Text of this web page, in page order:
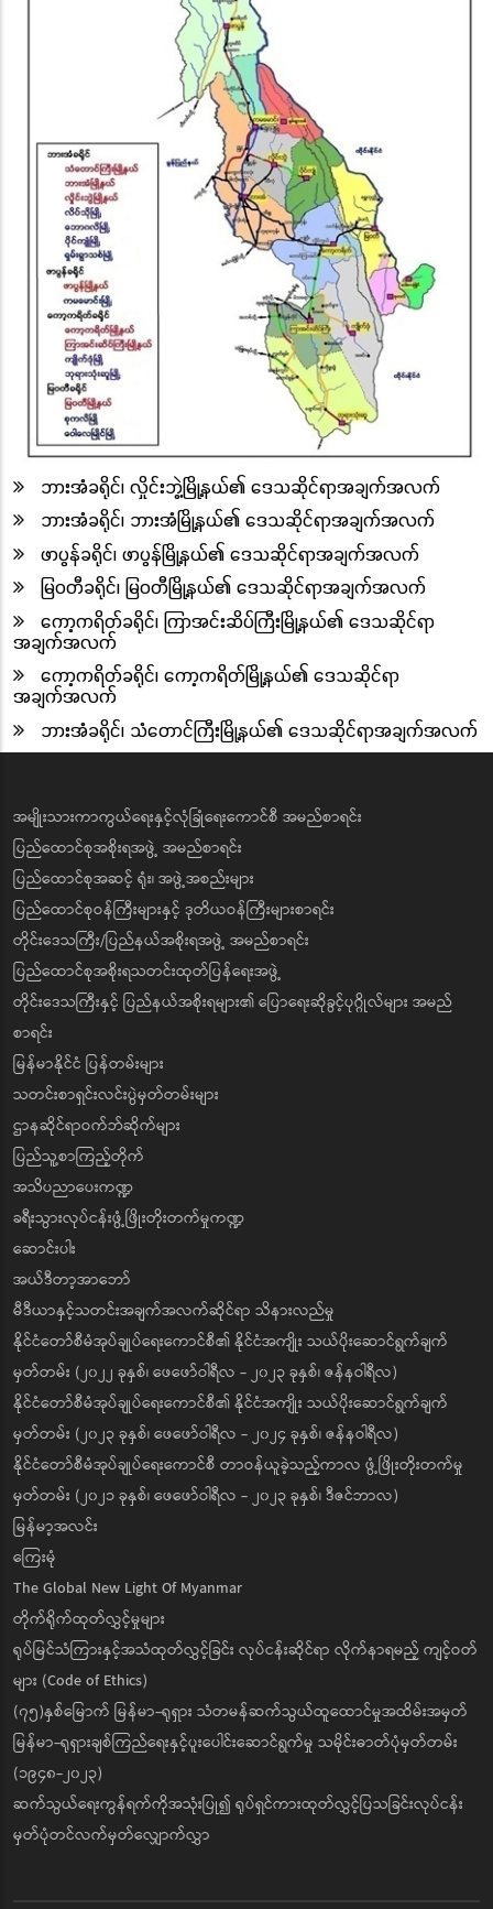
ဘားအံခရိုင်၊ လှိုင်းဘွဲ့မြို့နယ်၏ ဒေသဆိုင်ရာအချက်အလက်
ဘားအံခရိုင်၊ ဘားအံမြို့နယ်၏ ဒေသဆိုင်ရာအချက်အလက်
ဖာပွန်ခရိုင်၊ ဖာပွန်မြို့နယ်၏ ဒေသဆိုင်ရာအချက်အလက်
မြဝတီခရိုင်၊ မြဝတီမြို့နယ်၏ ဒေသဆိုင်ရာအချက်အလက်
ကော့ကရိတ်ခရိုင်၊ ကြာအင်းဆိပ်ကြီးမြို့နယ်၏ ဒေသဆိုင်ရာ
အချက်အလက်
ကော့ကရိတ်ခရိုင်၊ ကော့ကရိတ်မြို့နယ်၏ ဒေသဆိုင်ရာ
အချက်အလက်
ဘားအံခရိုင်၊ သံတောင်ကြီးမြို့နယ်၏ ဒေသဆိုင်ရာအချက်အလက်
အမျိုးသားကာကွယ်ရေးနှင့်လုံခြုံရေးကောင်စီ အမည်စာရင်း
ပြည်ထောင်စုအစိုးရအဖွဲ့ အမည်စာရင်း
ပြည်ထောင်စုအဆင့် ရုံး၊ အဖွဲ့အစည်းများ
ပြည်ထောင်စုဝန်ကြီးများနှင့် ဒုတိယဝန်ကြီးများစာရင်း
တိုင်းဒေသကြီး/ပြည်နယ်အစိုးရအဖွဲ့ အမည်စာရင်း
ပြည်ထောင်စုအစိုးရသတင်းထုတ်ပြန်ရေးအဖွဲ့
တိုင်းဒေသကြီးနှင့် ပြည်နယ်အစိုးရများ၏ ပြောရေးဆိုခွင့်ပုဂ္ဂိုလ်များ အမည်
စာရင်း
မြန်မာနိုင်ငံ ပြန်တမ်းများ
သတင်းစာရှင်းလင်းပွဲမှတ်တမ်းများ
ဌာနဆိုင်ရာဝက်ဘ်ဆိုက်များ
ပြည်သူ့စာကြည့်တိုက်
အသိပညာပေးကဏ္ဍ
ခရီးသွားလုပ်ငန်းဖွံ့ဖြိုးတိုးတက်မှုကဏ္ဍ
ဆောင်းပါး
အယ်ဒီတာ့အာဘော်
မီဒီယာနှင့်သတင်းအချက်အလက်ဆိုင်ရာ သိနားလည်မှု
နိုင်ငံတော်စီမံအုပ်ချုပ်ရေးကောင်စီ၏ နိုင်ငံအကျိုး သယ်ပိုးဆောင်ရွက်ချက်
မှတ်တမ်း (၂၀၂၂ ခုနှစ်၊ ဖေဖော်ဝါရီလ - ၂၀၂၃ ခုနှစ်၊ ဇန်နဝါရီလ)
နိုင်ငံတော်စီမံအုပ်ချုပ်ရေးကောင်စီ၏ နိုင်ငံအကျိုး သယ်ပိုးဆောင်ရွက်ချက်
မှတ်တမ်း (၂၀၂၃ ခုနှစ်၊ ဖေဖော်ဝါရီလ - ၂၀၂၄ ခုနှစ်၊ ဇန်နဝါရီလ)
နိုင်ငံတော်စီမံအုပ်ချုပ်ရေးကောင်စီ တာဝန်ယူခဲ့သည့်ကာလ ဖွံ့ဖြိုးတိုးတက်မှု
မှတ်တမ်း (၂၀၂၁ ခုနှစ်၊ ဖေဖော်ဝါရီလ - ၂၀၂၃ ခုနှစ်၊ ဒီဇင်ဘာလ)
မြန်မာ့အလင်း
ကြေးမုံ
The Global New Light Of Myanmar
တိုက်ရိုက်ထုတ်လွှင့်မှုများ
ရုပ်မြင်သံကြားနှင့်အသံထုတ်လွှင့်ခြင်း လုပ်ငန်းဆိုင်ရာ လိုက်နာရမည့် ကျင့်ဝတ်
များ (Code of Ethics)
(၇၅)နှစ်မြောက် မြန်မာ-ရုရှား သံတမန်ဆက်သွယ်ထူထောင်မှုအထိမ်းအမှတ်
မြန်မာ-ရုရှားချစ်ကြည်ရေးနှင့်ပူးပေါင်းဆောင်ရွက်မှု သမိုင်းဓာတ်ပုံမှတ်တမ်း
(၁၉၄၈-၂၀၂၃)
ဆက်သွယ်ရေးကွန်ရက်ကိုအသုံးပြု၍ ရုပ်ရှင်ကားထုတ်လွှင့်ပြသခြင်းလုပ်ငန်း
မှတ်ပုံတင်လက်မှတ်လျှောက်လွှာ